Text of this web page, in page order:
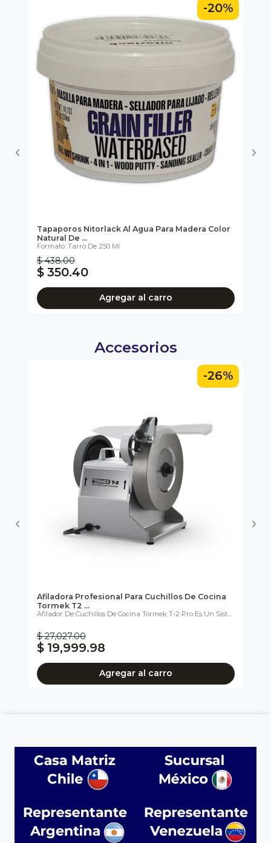
-20%
Tapaporos Nitorlack Al Agua Para Madera Color
Natural De ...
Formato: Tarro De 250 Ml
$ 438.00
$ 350.40
Agregar al carro
Accesorios
-26%
Afiladora Profesional Para Cuchillos De Cocina
Tormek T2 ...
Afilador De Cuchillos De Cocina Tormek T-2 Pro Es Un Sist...
$ 27,027.00
$ 19,999.98
Agregar al carro